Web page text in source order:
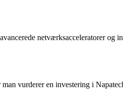
netværksacceleratorer og
vurderer en investering i